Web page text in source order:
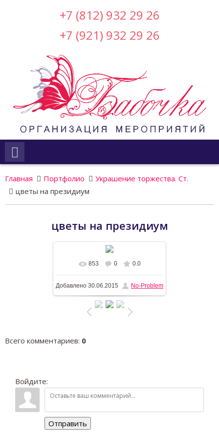
+7 (812) 932 29 26
+7 (921) 932 29 26
Главная Портфолио
Украшение торжества. Ст.
цветы на президиум
цветы на президиум
В реальном размере 1196x768
271.4Kb
853 0 0.0
Добавлено 30.06.2015 No-Problem
Всего комментариев: 0
Войдите:
Отправить